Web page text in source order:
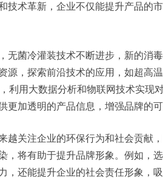
技术革新，企业不仅能提升产品的
菌冷灌装技术不断进步，新的消毒
源，探索前沿技术的应用，如超高
利用大数据分析和物联网技术实现
加透明的产品信息，增强品牌的可
关注企业的环保行为和社会贡献，
，将有助于提升品牌形象。例如，
，还能提升企业的社会责任形象，